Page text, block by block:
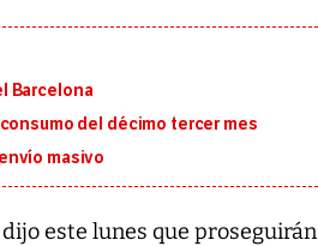
Barcelona
del décimo tercer mes
masivo
este lunes que proseguirán
al sur de Japón, provocando una